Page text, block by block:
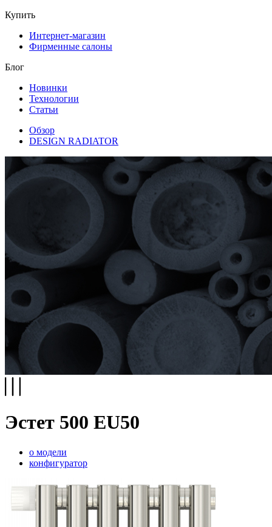
Купить
Интернет-магазин
Фирменные салоны
Блог
Новинки
Технологии
Статьи
Обзор
DESIGN RADIATOR
Эстет 500 EU50
о модели
конфигуратор